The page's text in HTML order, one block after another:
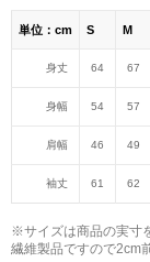
単位：cm S M
身丈 64 67
身幅 54 57
肩幅 46 49
袖丈 61 62
※サイズは商品の実寸
繊維製品ですので2cm